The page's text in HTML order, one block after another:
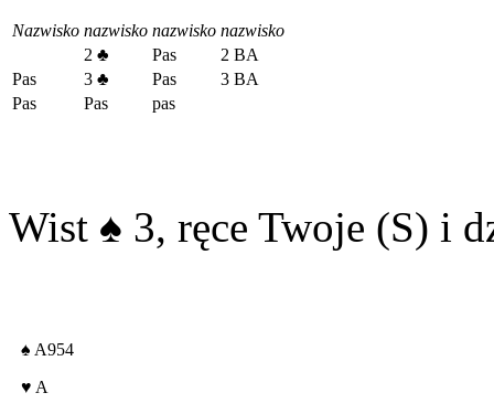
Nazwisko nazwisko nazwisko nazwisko
2 ♣ Pas
2 BA
Pas
3 ♣ Pas
3 BA
Pas
Pas pas
Wist ♠ 3, ręce Twoje (S) i
♠ A954
♥ A